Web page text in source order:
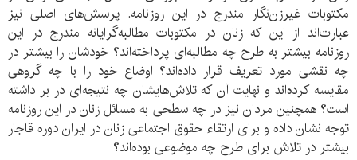
مکتوبات غیرزن‌نگار مندرج در این روزنامه. پرسش‌های اصلی نیز
عبارت‌اند از این که زنان در مکتوبات مطالبه‌گرایانه مندرج در این
روزنامه بیشتر به طرح چه مطالبه‌ای پرداخته‌اند؟ خودشان را بیشتر در
چه نقشی مورد تعریف قرار داده‌اند؟ اوضاع خود را با چه گروهی
مقایسه کرده‌اند و نهایت آن که تلاش‌هایشان چه نتیجه‌ای در بر داشته
است؟ همچنین مردان نیز در چه سطحی به مسائل زنان در این روزنامه
توجه نشان داده و برای ارتقاء حقوق اجتماعی زنان در ایران دوره قاجار
بیشتر در تلاش برای طرح چه موضوعی بوده‌اند؟